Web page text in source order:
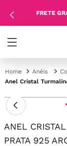
FRETE
Anéis
Anel Cristal
ANEL
PRATA 925